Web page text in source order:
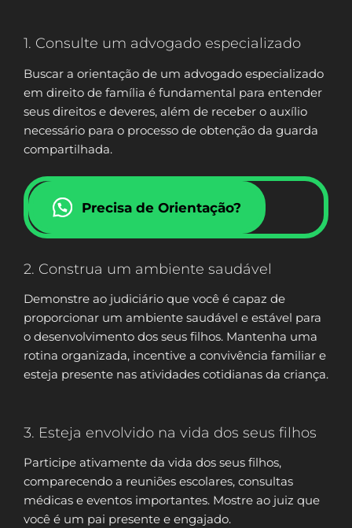
1. Consulte um advogado especializado
Buscar a orientação de um advogado especializado
em direito de família é fundamental para entender
seus direitos e deveres, além de receber o auxílio
necessário para o processo de obtenção da guarda
compartilhada.
Precisa de Orientação?
2. Construa um ambiente saudável
Demonstre ao judiciário que você é capaz de
proporcionar um ambiente saudável e estável para
o desenvolvimento dos seus filhos. Mantenha uma
rotina organizada, incentive a convivência familiar e
esteja presente nas atividades cotidianas da criança.
3. Esteja envolvido na vida dos seus filhos
Participe ativamente da vida dos seus filhos,
comparecendo a reuniões escolares, consultas
médicas e eventos importantes. Mostre ao juiz que
você é um pai presente e engajado.